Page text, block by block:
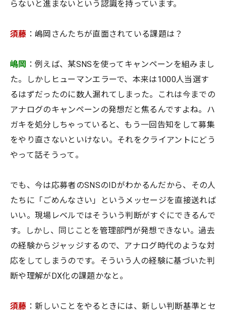
らないと進まないという認識を持っています。
須藤 ：嶋岡さんたちが直面されている課題は？
嶋岡 ：例えば、某SNSを使ってキャンペーンを組みまし
た。しかしヒューマンエラーで、本来は1000人当選す
るはずだったのに数人漏れてしまった。これは今までの
アナログのキャンペーンの発想だと焦るんですよね。ハ
ガキを処分しちゃっていると、もう一回告知をして募集
をやり直さないといけない。それをクライアントにどう
やって話そうって。
でも、今は応募者のSNSのIDがわかるんだから、その人
たちに「ごめんなさい」というメッセージを直接送れば
いい。現場レベルではそういう判断がすぐにできるんで
す。しかし、同じことを管理部門が発想できない。過去
の経験からジャッジするので、アナログ時代のような対
応をしてしまうのです。そういう人の経験に基づいた判
断や理解がDX化の課題かなと。
須藤 ：新しいことをやるときには、新しい判断基準とセ